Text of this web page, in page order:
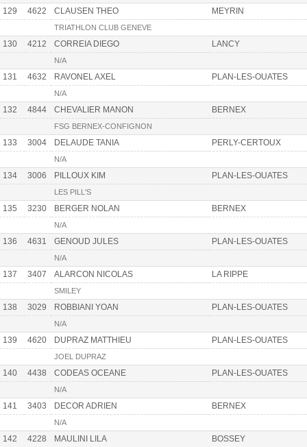
129 4622 CLAUSEN THEO MEYRIN
TRIATHLON CLUB GENEVE
130 4212 CORREIA DIEGO LANCY
N/A
131 4632 RAVONEL AXEL PLAN-LES-OUATES
N/A
132 4844 CHEVALIER MANON BERNEX
FSG BERNEX-CONFIGNON
133 3004 DELAUDE TANIA PERLY-CERTOUX
N/A
134 3006 PILLOUX KIM PLAN-LES-OUATES
LES PILL'S
135 3230 BERGER NOLAN BERNEX
N/A
136 4631 GENOUD JULES PLAN-LES-OUATES
N/A
137 3407 ALARCON NICOLAS LA RIPPE
SMILEY
138 3029 ROBBIANI YOAN PLAN-LES-OUATES
N/A
139 4620 DUPRAZ MATTHIEU PLAN-LES-OUATES
JOEL DUPRAZ
140 4438 CODEAS OCEANE PLAN-LES-OUATES
N/A
141 3403 DECOR ADRIEN BERNEX
N/A
142 4228 MAULINI LILA BOSSEY